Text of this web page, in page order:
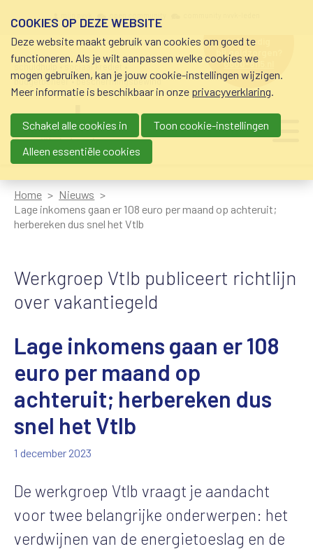
schuldhulp • sociaal krediet •
budgetbeheer • beschermingsbewind
hulp nodig
bij geldzorgen?
0800-8115.nl
Main navigation
Home
Nieuws
Lage inkomens gaan er 108 euro per maand op achteruit;
herbereken dus snel het Vtlb
Werkgroep Vtlb publiceert richtlijn
over vakantiegeld
Lage inkomens gaan er 108
euro per maand op
achteruit; herbereken dus
snel het Vtlb
1 december 2023
De werkgroep Vtlb vraagt je aandacht
voor twee belangrijke onderwerpen: het
verdwijnen van de energietoeslag en de
COOKIES OP DEZE WEBSITE
Deze website maakt gebruik van cookies om goed te
functioneren. Als je wilt aanpassen welke cookies we
mogen gebruiken, kan je jouw cookie-instellingen wijzigen.
Meer informatie is beschikbaar in onze privacyverklaring.
Schakel alle cookies in
Toon cookie-instellingen
Alleen essentiële cookies